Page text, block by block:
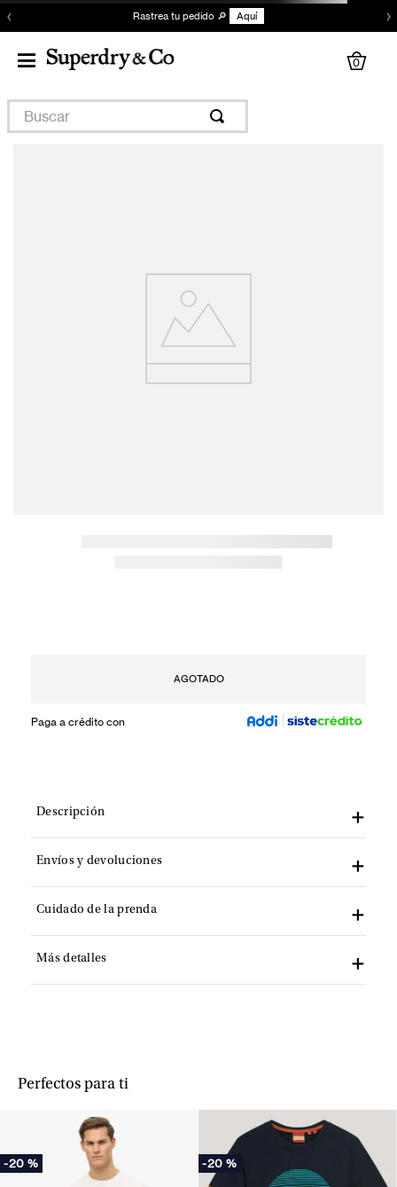
‹ Rastrea tu pedido 🔎 Aquí ›
0
Buscar
AGOTADO
Paga a crédito con
Descripción
Envíos y devoluciones
Cuidado de la prenda
Más detalles
Perfectos para ti
-20 % -20 %